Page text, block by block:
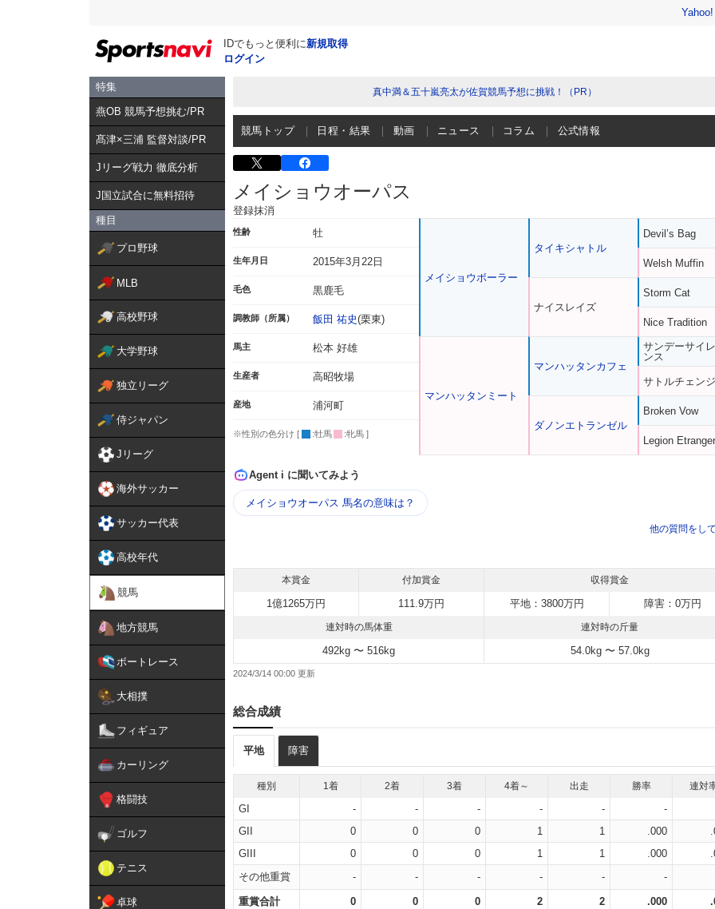
IDでもっと便利に新規取得
ログイン
特集
燕OB 競馬予想挑む/PR
髙津×三浦 監督対談/PR
Jリーグ戦力 徹底分析
J国立試合に無料招待
種目
プロ野球
MLB
高校野球
大学野球
独立リーグ
侍ジャパン
Jリーグ
海外サッカー
サッカー代表
高校年代
競馬
地方競馬
ボートレース
大相撲
フィギュア
カーリング
格闘技
ゴルフ
テニス
卓球
真中満＆五十嵐亮太が佐賀競馬予想に挑戦！（PR）
競馬トップ 日程・結果 動画 ニュース コラム 公式情報
メイショウオーパス
登録抹消
性齢 牡
生年月日 2015年3月22日
毛色 黒鹿毛
調教師（所属） 飯田 祐史(栗東)
馬主 松本 好雄
生産者 高昭牧場
産地 浦河町
※性別の色分け [ :牡馬 :牝馬 ]
メイショウボーラー
マンハッタンミート
タイキシャトル
ナイスレイズ
マンハッタンカフェ
ダノンエトランゼル
Devil’s Bag
Welsh Muffin
Storm Cat
Nice Tradition
サンデーサイレ
ンス
サトルチェンジ
Broken Vow
Legion
Agent i に聞いてみよう
メイショウオーパス 馬名の意味は？
他の質問をし
本賞金 付加賞金 収得賞金
1億1265万円 111.9万円 平地：3800万円 障害：0万円
連対時の馬体重 連対時の斤量
492kg 〜 516kg 54.0kg 〜 57.0kg
2024/3/14 00:00
総合成績
平地 障害
種別 1着 2着 3着 4着～ 出走 勝率 連対
GI - - - - -
-
GII
0 0 0 1 1 .000
GIII
0 0 0 1 1 .000
その他重賞
- - - - - -
重賞合計 0 0 0 2 2 .000